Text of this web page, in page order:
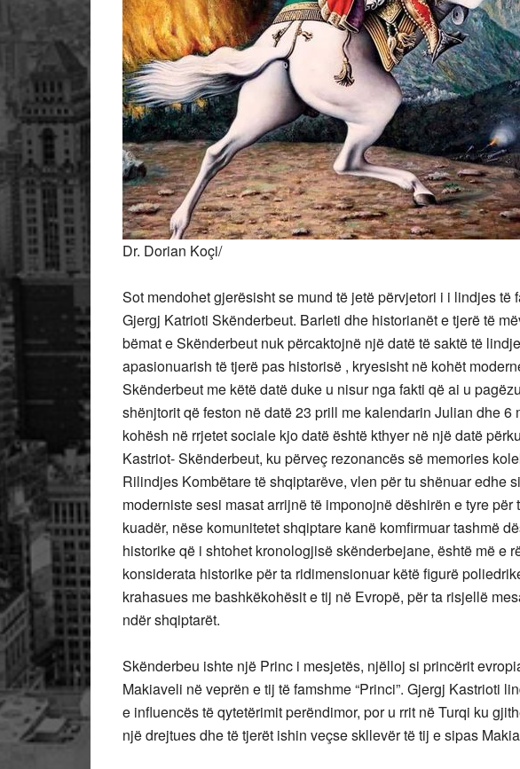
Dr. Dorian Koçi/
Sot mendohet gjerësisht se mund të jetë përvjetori i i lindjes të
Gjergj Katrioti Skënderbeut. Barleti dhe historianët e tjerë të
bëmat e Skënderbeut nuk përcaktojnë një datë të saktë të
apasionuarish të tjerë pas historisë , kryesisht në kohët
Skënderbeut me këtë datë duke u nisur nga fakti që ai u
shënjtorit që feston në datë 23 prill me kalendarin Julian dhe 6
kohësh në rrjetet sociale kjo datë është kthyer në një datë
Kastriot- Skënderbeut, ku përveç rezonancës së memories
Rilindjes Kombëtare të shqiptarëve, vlen për tu shënuar edhe
moderniste sesi masat arrijnë të imponojnë dëshirën e tyre
kuadër, nëse komunitetet shqiptare kanë komfirmuar tashmë
historike që i shtohet kronologjisë skënderbejane, është më e
konsiderata historike për ta ridimensionuar këtë figurë
krahasues me bashkëkohësit e tij në Evropë, për ta risjellë
ndër shqiptarët.
Skënderbeu ishte një Princ i mesjetës, njëlloj si princërit
Makiaveli në veprën e tij të famshme “Princi”. Gjergj Kastrioti
e influencës të qytetërimit perëndimor, por u rrit në Turqi ku
një drejtues dhe të tjerët ishin veçse skllevër të tij e sipas